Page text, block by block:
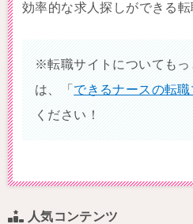
効率的な求人探しができる転
※転職サイトについても
は、「できるナースの転
ください！
人気コンテンツ